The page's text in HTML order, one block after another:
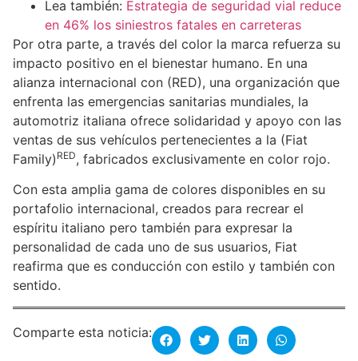
Lea también: Estrategia de seguridad vial reduce
en 46% los siniestros fatales en carreteras
Por otra parte, a través del color la marca refuerza su
impacto positivo en el bienestar humano. En una
alianza internacional con (RED), una organización que
enfrenta las emergencias sanitarias mundiales, la
automotriz italiana ofrece solidaridad y apoyo con las
ventas de sus vehículos pertenecientes a la (Fiat
Family) RED, fabricados exclusivamente en color rojo.
Con esta amplia gama de colores disponibles en su
portafolio internacional, creados para recrear el
espíritu italiano pero también para expresar la
personalidad de cada uno de sus usuarios, Fiat
reafirma que es conducción con estilo y también con
sentido.
Comparte esta noticia: